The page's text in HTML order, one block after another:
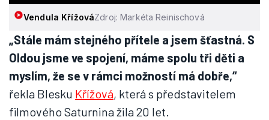
Vendula KřížováZdroj: Markéta Reinischová
„Stále mám stejného přítele a jsem šťastná. S
Oldou jsme ve spojení, máme spolu tři děti a
myslím, že se v rámci možností má dobře,“
řekla Blesku Křížová, která s představitelem
filmového Saturnina žila 20 let.